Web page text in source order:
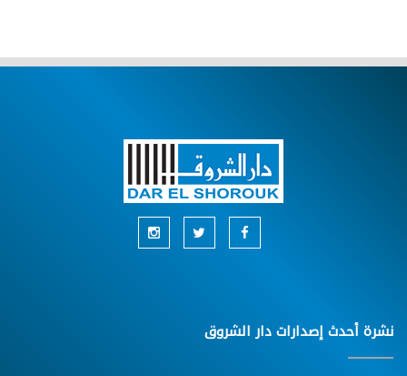
نشرة أحدث إصدارات دار الشروق